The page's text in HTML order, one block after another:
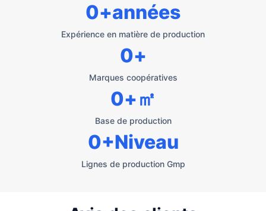
Expérience en matière de production
0+années
Marques coopératives
0+
Base de production
0+㎡
Lignes de production Gmp
0+Niveau